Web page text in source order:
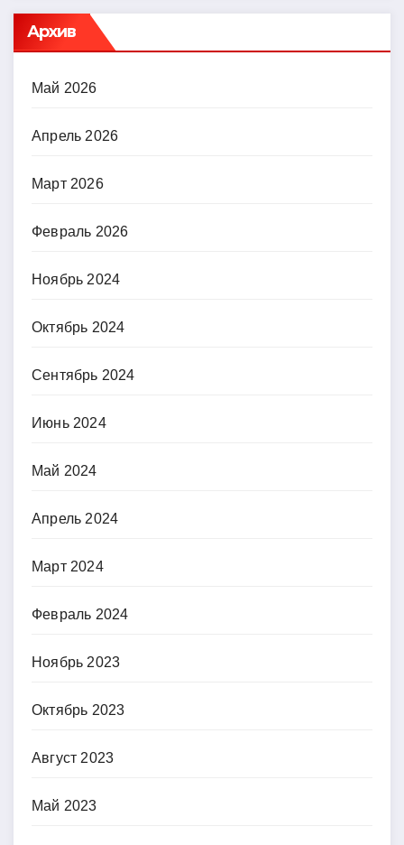
Архив
Май 2026
Апрель 2026
Март 2026
Февраль 2026
Ноябрь 2024
Октябрь 2024
Сентябрь 2024
Июнь 2024
Май 2024
Апрель 2024
Март 2024
Февраль 2024
Ноябрь 2023
Октябрь 2023
Август 2023
Май 2023